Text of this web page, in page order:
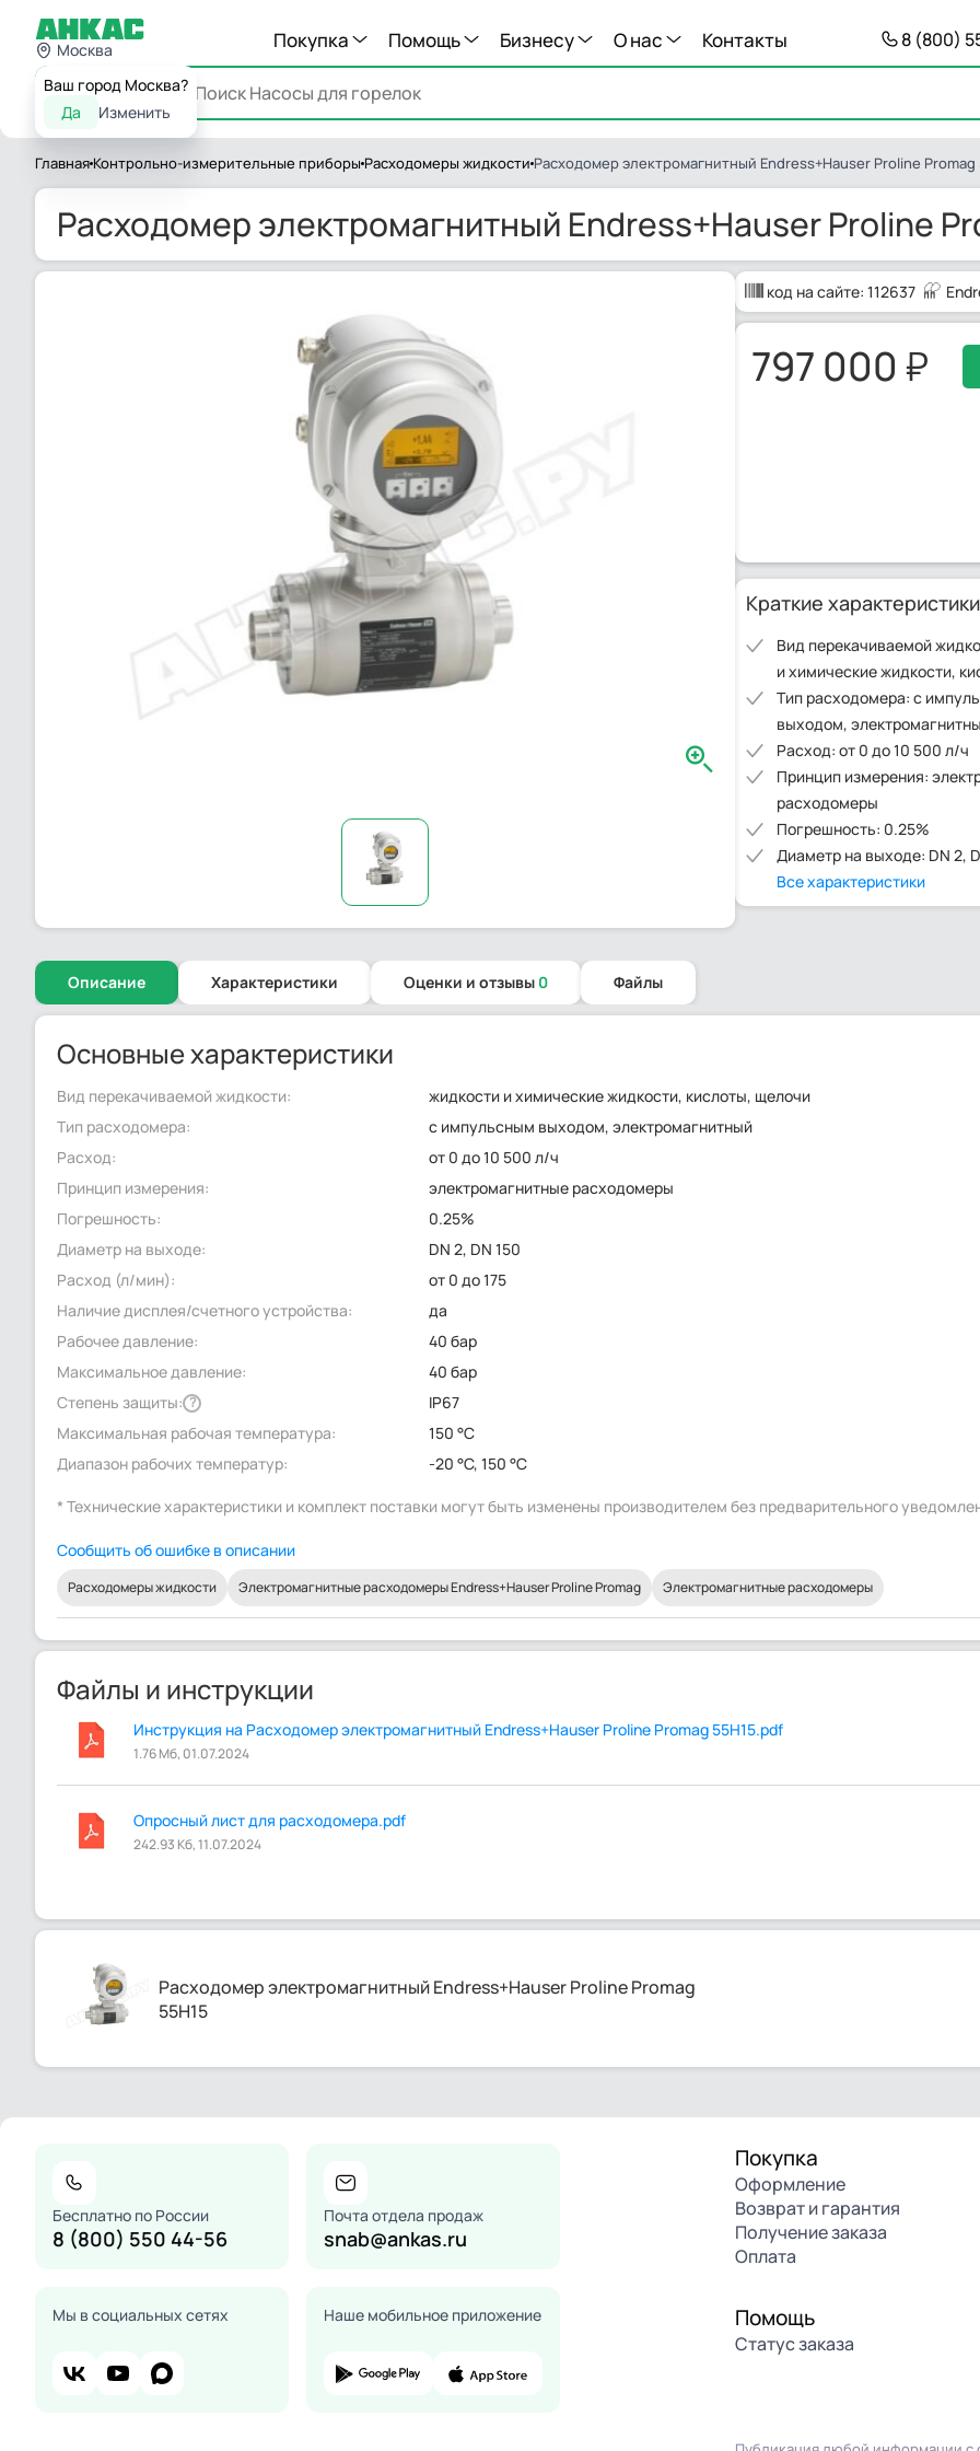
Москва
Ваш город Москва?
Да
Изменить
Покупка Помощь Бизнесу О нас Контакты 8 (800)
Каталог
Главная Контрольно-измерительные приборы Расходомеры жидкости Расходомер электромагнитный Endress+Hauser Proline Promag
Расходомер электромагнитный Endress+Hauser Proline
код на сайте: 112637
797 000
Краткие характеристики
Вид перекачиваемой
и химические жидкости,
Тип расходомера: с
выходом,
Расход: от 0 до 10 500 л/ч
Принцип измерения:
расходомеры
Погрешность: 0.25%
Диаметр на выходе: DN 2,
Все характеристики
Описание Характеристики Оценки и отзывы 0 Файлы
Основные характеристики
Вид перекачиваемой жидкости:
жидкости и химические жидкости, кислоты, щелочи
Тип расходомера:
с импульсным выходом, электромагнитный
Расход:
от 0 до 10 500 л/ч
Принцип измерения:
электромагнитные расходомеры
Погрешность:
0.25%
Диаметр на выходе:
DN 2, DN 150
Расход (л/мин):
от 0 до 175
Наличие дисплея/счетного устройства:
да
Рабочее давление:
40 бар
Максимальное давление:
40 бар
Степень защиты: ?
IP67
Максимальная рабочая температура:
150 °C
Диапазон рабочих температур:
-20 °C, 150 °C
* Технические характеристики и комплект поставки могут быть изменены производителем без предварительного
Сообщить об ошибке в описании
Расходомеры жидкости Электромагнитные расходомеры Endress+Hauser Proline Promag Электромагнитные расходомеры
Файлы и инструкции
Инструкция на Расходомер электромагнитный Endress+Hauser Proline Promag 55H15.pdf
1.76 Мб, 01.07.2024
Опросный лист для расходомера.pdf
242.93 Кб, 11.07.2024
Расходомер электромагнитный Endress+Hauser Proline Promag
55H15
Бесплатно по России
8 (800) 550 44-56
Почта отдела продаж
snab@ankas.ru
Мы в социальных сетях Наше мобильное приложение
Покупка
Оформление
Возврат и гарантия
Получение заказа
Оплата
Помощь
Статус заказа